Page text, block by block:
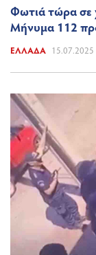
Φωτιά τώρα σε
Μήνυμα 112
ΕΛΛΆΔΑ 15.07.2025